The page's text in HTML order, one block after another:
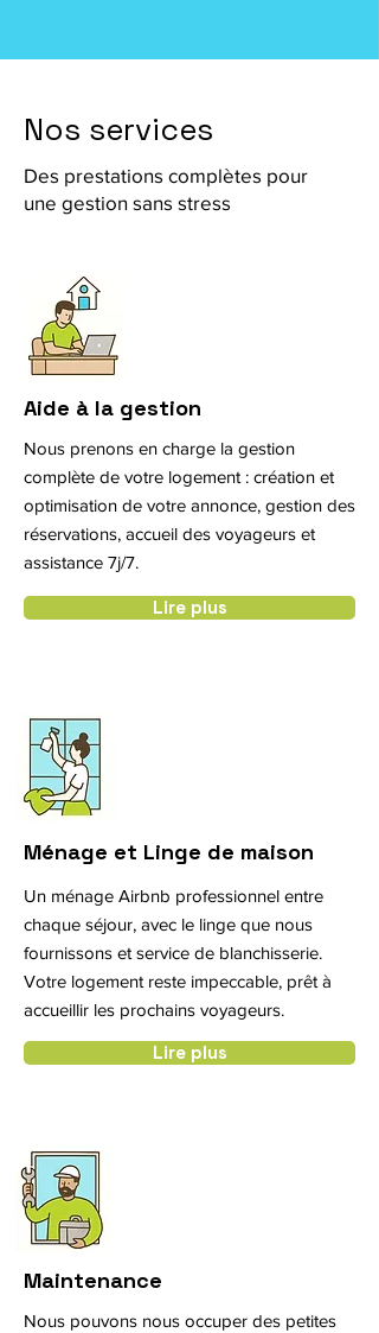
Nos services
Des prestations complètes pour
une gestion sans stress
Aide à la gestion
Nous prenons en charge la gestion
complète de votre logement : création et
optimisation de votre annonce, gestion des
réservations, accueil des voyageurs et
assistance 7j/7.
Lire plus
Ménage et Linge de maison
Un ménage Airbnb professionnel entre
chaque séjour, avec le linge que nous
fournissons et service de blanchisserie.
Votre logement reste impeccable, prêt à
accueillir les prochains voyageurs.
Lire plus
Maintenance
Nous pouvons nous occuper des petites